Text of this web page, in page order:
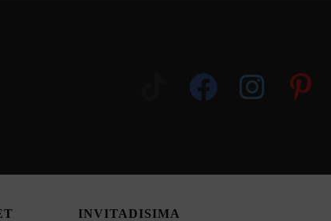
INVITADISIMA